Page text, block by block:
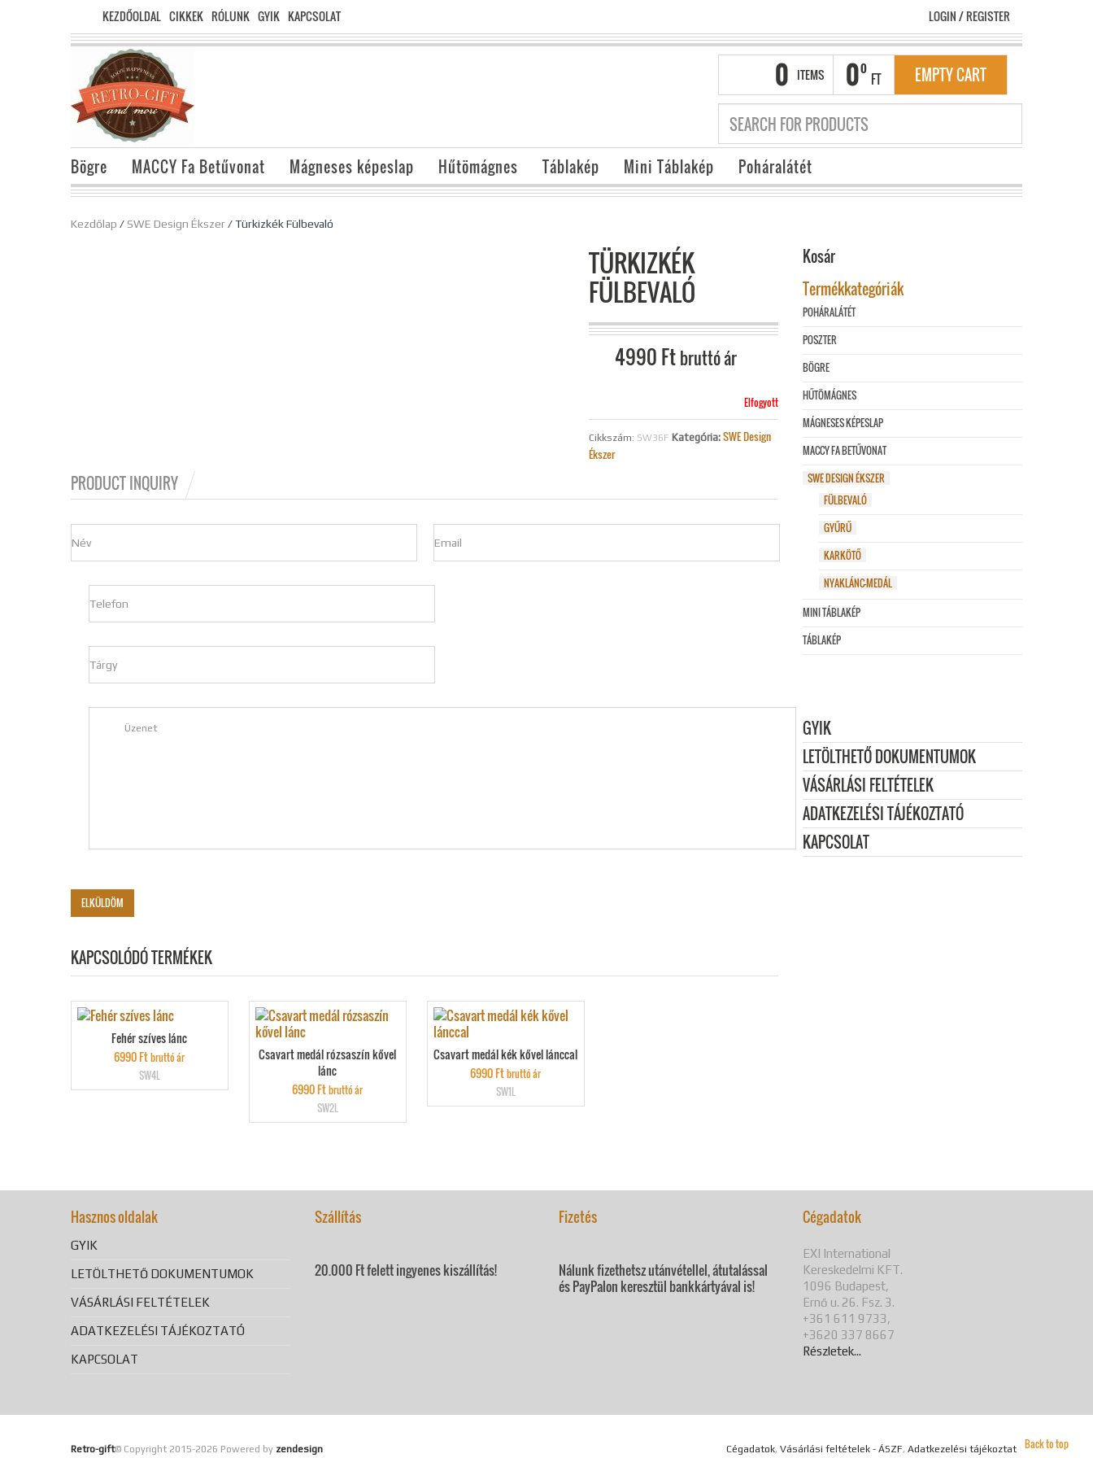
KEZDŐOLDAL CIKKEK RÓLUNK GYIK KAPCSOLAT LOGIN/REGISTER
0 ITEMS 00
FT EMPTY CART
Bögre MACCY Fa Betűvonat Mágneses képeslap Hűtömágnes Táblakép Mini Táblakép Poháralátét
Back to top
Kezdőlap /SWE Design Ékszer/ Türkizkék Fülbevaló
TÜRKIZKÉK
FÜLBEVALÓ
4990Ft bruttó ár
Elfogyott
Cikkszám: SW36F Kategória: SWE Design
Ékszer
PRODUCT INQUIRY
KAPCSOLÓDÓ TERMÉKEK
Fehér szíves lánc
6990Ftbruttó ár
SW4L
Csavart medál rózsaszín kővel
lánc
6990Ftbruttó ár
SW2L
Csavart medál kék kővel lánccal
6990Ftbruttó ár
SW1L
Kosár
Termékkategóriák
POHÁRALÁTÉT
POSZTER
BÖGRE
HŰTÖMÁGNES
MÁGNESES KÉPESLAP
MACCY FA BETŰVONAT
SWE DESIGN ÉKSZER
FÜLBEVALÓ
GYŰRŰ
KARKÖTŐ
NYAKLÁNC-MEDÁL
MINI TÁBLAKÉP
TÁBLAKÉP
GYIK
LETÖLTHETŐ DOKUMENTUMOK
VÁSÁRLÁSI FELTÉTELEK
ADATKEZELÉSI TÁJÉKOZTATÓ
KAPCSOLAT
Hasznos oldalak
GYIK
LETÖLTHETŐ DOKUMENTUMOK
VÁSÁRLÁSI FELTÉTELEK
ADATKEZELÉSI TÁJÉKOZTATÓ
KAPCSOLAT
Szállítás
20.000 Ft felett ingyenes kiszállítás!
Fizetés
Nálunk fizethetsz utánvétellel, átutalással
és PayPalon keresztül bankkártyával is!
Cégadatok
EXI International
Kereskedelmi KFT.
1096 Budapest,
Ernő u. 26. Fsz. 3.
+361 611 9733,
+3620 337 8667
Részletek...
Retro-gift© Copyright 2015-2026 Powered by zendesign Cégadatok, Vásárlási feltételek - ÁSZF, Adatkezelési tájékoztató